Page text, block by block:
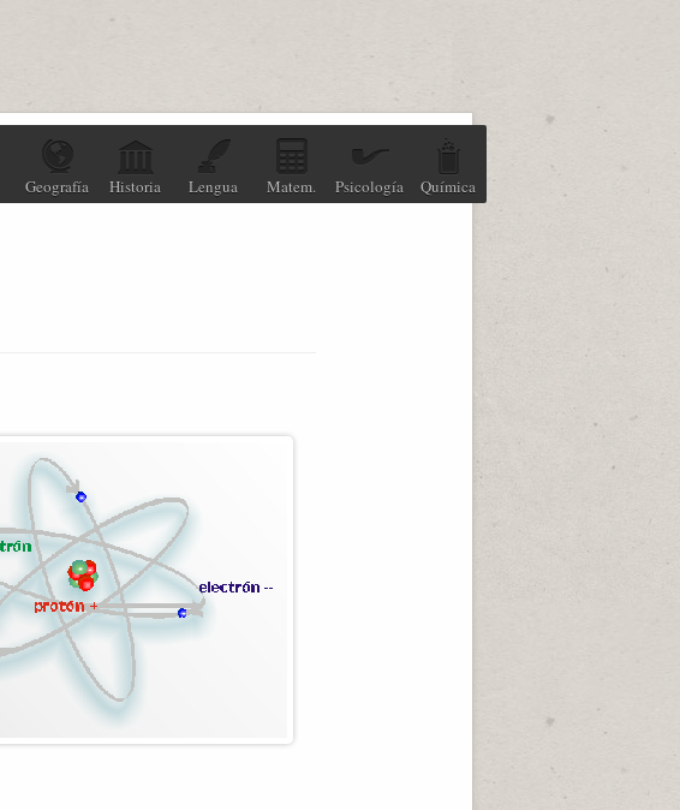
Geografía Historia Lengua Matem. Psicología Química